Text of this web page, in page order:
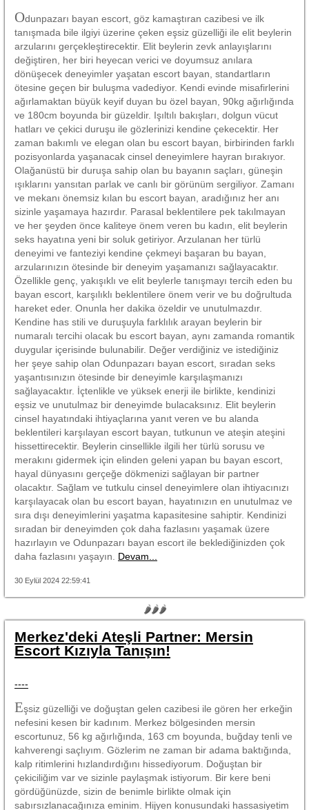
Odunpazarı bayan escort, göz kamaştıran cazibesi ve ilk
tanışmada bile ilgiyi üzerine çeken eşsiz güzelliği ile elit beylerin
arzularını gerçekleştirecektir. Elit beylerin zevk anlayışlarını
değiştiren, her biri heyecan verici ve doyumsuz anılara
dönüşecek deneyimler yaşatan escort bayan, standartların
ötesine geçen bir buluşma vadediyor. Kendi evinde misafirlerini
ağırlamaktan büyük keyif duyan bu özel bayan, 90kg ağırlığında
ve 180cm boyunda bir güzeldir. Işıltılı bakışları, dolgun vücut
hatları ve çekici duruşu ile gözlerinizi kendine çekecektir. Her
zaman bakımlı ve elegan olan bu escort bayan, birbirinden farklı
pozisyonlarda yaşanacak cinsel deneyimlere hayran bırakıyor.
Olağanüstü bir duruşa sahip olan bu bayanın saçları, güneşin
ışıklarını yansıtan parlak ve canlı bir görünüm sergiliyor. Zamanı
ve mekanı önemsiz kılan bu escort bayan, aradığınız her anı
sizinle yaşamaya hazırdır. Parasal beklentilere pek takılmayan
ve her şeyden önce kaliteye önem veren bu kadın, elit beylerin
seks hayatına yeni bir soluk getiriyor. Arzulanan her türlü
deneyimi ve fanteziyi kendine çekmeyi başaran bu bayan,
arzularınızın ötesinde bir deneyim yaşamanızı sağlayacaktır.
Özellikle genç, yakışıklı ve elit beylerle tanışmayı tercih eden bu
bayan escort, karşılıklı beklentilere önem verir ve bu doğrultuda
hareket eder. Onunla her dakika özeldir ve unutulmazdır.
Kendine has stili ve duruşuyla farklılık arayan beylerin bir
numaralı tercihi olacak bu escort bayan, aynı zamanda romantik
duygular içerisinde bulunabilir. Değer verdiğiniz ve istediğiniz
her şeye sahip olan Odunpazarı bayan escort, sıradan seks
yaşantısınızın ötesinde bir deneyimle karşılaşmanızı
sağlayacaktır. İçtenlikle ve yüksek enerji ile birlikte, kendinizi
eşsiz ve unutulmaz bir deneyimde bulacaksınız. Elit beylerin
cinsel hayatındaki ihtiyaçlarına yanıt veren ve bu alanda
beklentileri karşılayan escort bayan, tutkunun ve ateşin ateşini
hissettirecektir. Beylerin cinsellikle ilgili her türlü sorusu ve
merakını gidermek için elinden geleni yapan bu bayan escort,
hayal dünyasını gerçeğe dökmenizi sağlayan bir partner
olacaktır. Sağlam ve tutkulu cinsel deneyimlere olan ihtiyacınızı
karşılayacak olan bu escort bayan, hayatınızın en unutulmaz ve
sıra dışı deneyimlerini yaşatma kapasitesine sahiptir. Kendinizi
sıradan bir deneyimden çok daha fazlasını yaşamak üzere
hazırlayın ve Odunpazarı bayan escort ile beklediğinizden çok
daha fazlasını yaşayın. Devam...
30 Eylül 2024 22:59:41
🌶🌶🌶
Merkez'deki Ateşli Partner: Mersin
Escort Kızıyla Tanışın!
----
Eşsiz güzelliği ve doğuştan gelen cazibesi ile gören her erkeğin
nefesini kesen bir kadınım. Merkez bölgesinden mersin
escortunuz, 56 kg ağırlığında, 163 cm boyunda, buğday tenli ve
kahverengi saçlıyım. Gözlerim ne zaman bir adama baktığında,
kalp ritimlerini hızlandırdığını hissediyorum. Doğuştan bir
çekiciliğim var ve sizinle paylaşmak istiyorum. Bir kere beni
gördüğünüzde, sizin de benimle birlikte olmak için
sabırsızlanacağınıza eminim. Hijyen konusundaki hassasiyetim